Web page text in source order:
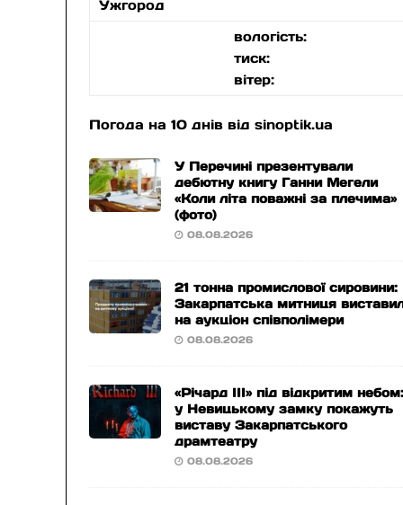
Ужгород
вологість:
тиск:
вітер:
Погода на 10 днів відsinoptik.ua
У Перечині презентували
дебютну книгу Ганни Мегели
«Коли літа поважні за плечима»
(фото)
08.08.2026
21 тонна промислової сировини:
Закарпатська митниця
на аукціон співполімери
08.08.2026
«Річард ІІІ» під відкритим
у Невицькому замку покажуть
виставу Закарпатського
драмтеатру
08.08.2026